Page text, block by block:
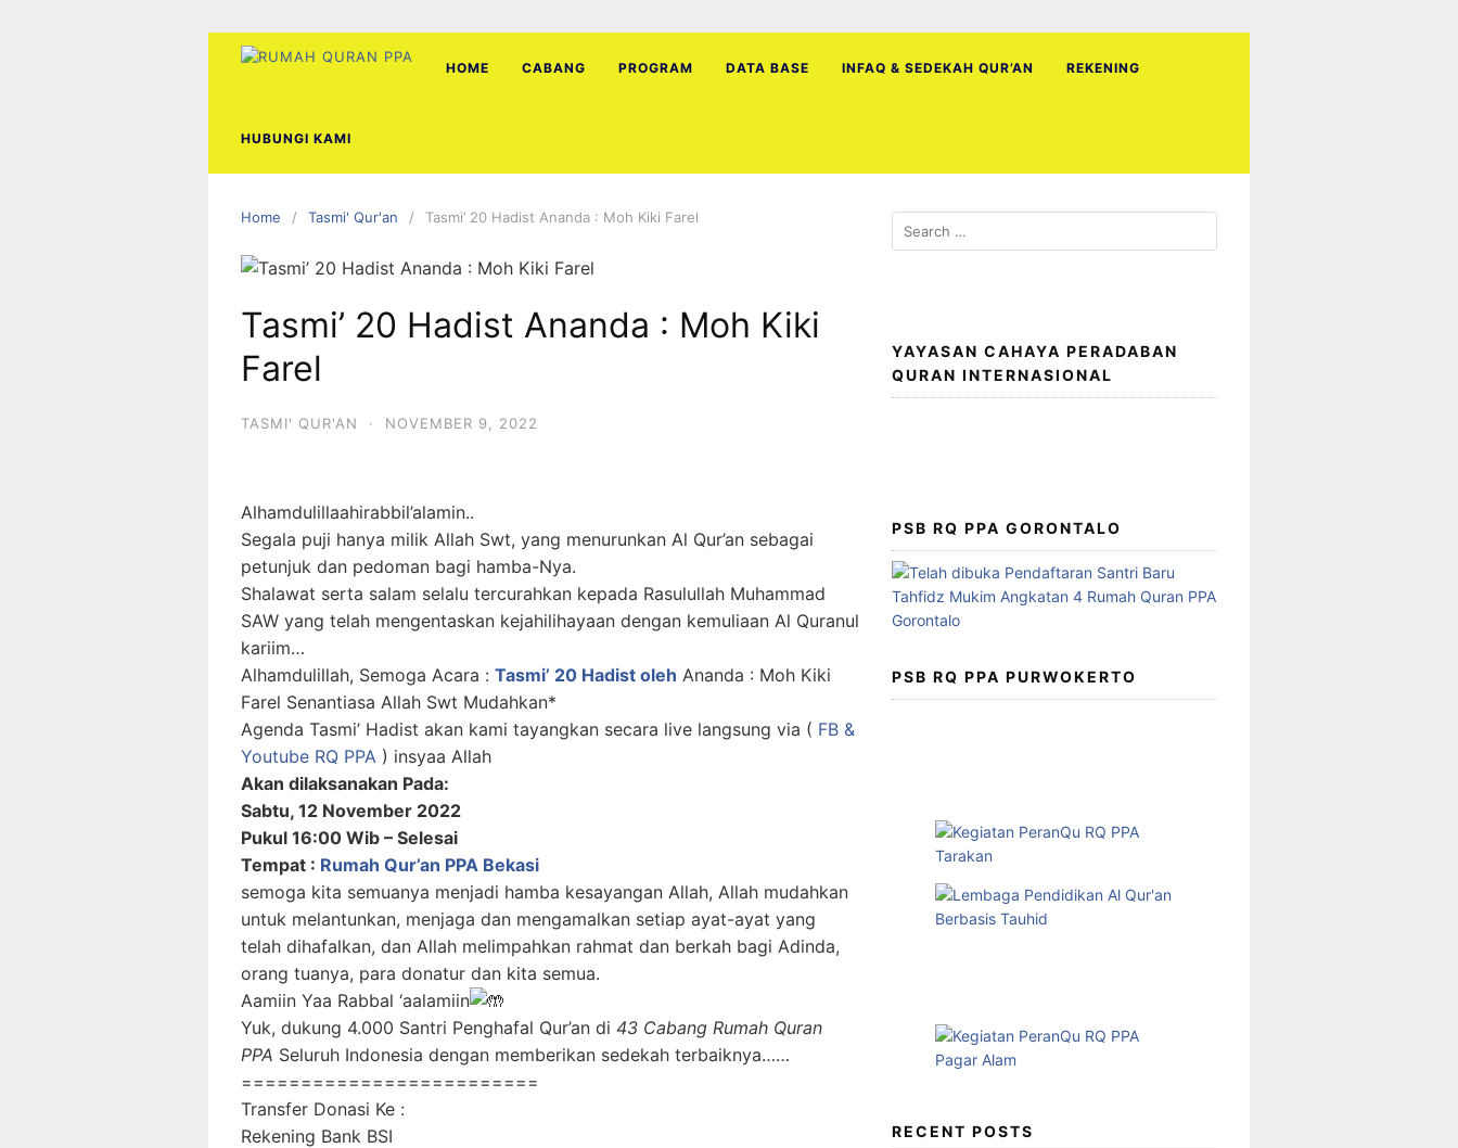
HOME CABANG PROGRAM DATA BASE INFAQ & SEDEKAH QUR’AN REKENING
HUBUNGI KAMI
Home Tasmi' Qur'an Tasmi’ 20 Hadist Ananda : Moh Kiki Farel
Tasmi’ 20 Hadist Ananda : Moh Kiki
Farel
TASMI' QUR'AN · NOVEMBER 9, 2022
Alhamdulillaahirabbil’alamin..
Segala puji hanya milik Allah Swt, yang menurunkan Al Qur’an sebagai
petunjuk dan pedoman bagi hamba-Nya.
Shalawat serta salam selalu tercurahkan kepada Rasulullah Muhammad
SAW yang telah mengentaskan kejahilihayaan dengan kemuliaan Al Quranul
kariim…
Alhamdulillah, Semoga Acara : Tasmi’ 20 Hadist oleh Ananda : Moh Kiki
Farel Senantiasa Allah Swt Mudahkan*
Agenda Tasmi’ Hadist akan kami tayangkan secara live langsung via ( FB &
Youtube RQ PPA ) insyaa Allah
Akan dilaksanakan Pada:
Sabtu, 12 November 2022
Pukul 16:00 Wib – Selesai
Tempat : Rumah Qur’an PPA Bekasi
semoga kita semuanya menjadi hamba kesayangan Allah, Allah mudahkan
untuk melantunkan, menjaga dan mengamalkan setiap ayat-ayat yang
telah dihafalkan, dan Allah melimpahkan rahmat dan berkah bagi Adinda,
orang tuanya, para donatur dan kita semua.
Aamiin Yaa Rabbal ‘aalamiin
Yuk, dukung 4.000 Santri Penghafal Qur’an di 43 Cabang Rumah Quran
PPA Seluruh Indonesia dengan memberikan sedekah terbaiknya……
=========================
Transfer Donasi Ke :
Rekening Bank BSI
Search
for:
YAYASAN CAHAYA PERADABAN
QURAN INTERNASIONAL
PSB RQ PPA GORONTALO
PSB RQ PPA PURWOKERTO
RECENT POSTS